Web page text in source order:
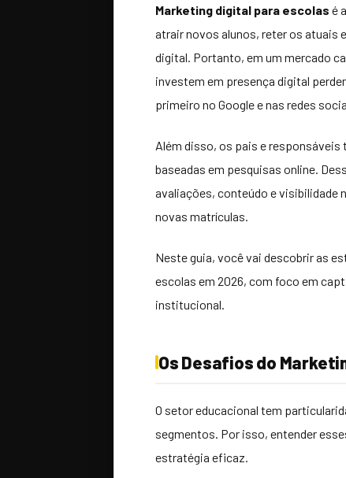
Marketing digital para escolas é
atrair novos alunos, reter os atuais
digital. Portanto, em um mercado
investem em presença digital
primeiro no Google e nas redes
Além disso, os pais e
baseadas em pesquisas online.
avaliações, conteúdo e visibilidade
novas matrículas.
Neste guia, você vai descobrir as
escolas em 2026, com foco em
institucional.
Os Desafios do
O setor educacional tem
segmentos. Por isso, entender
estratégia eficaz.